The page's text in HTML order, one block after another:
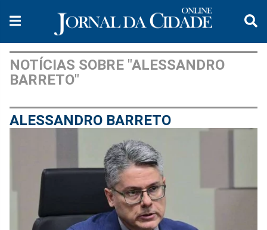
NOTÍCIAS SOBRE "ALESSANDRO
BARRETO"
ALESSANDRO BARRETO